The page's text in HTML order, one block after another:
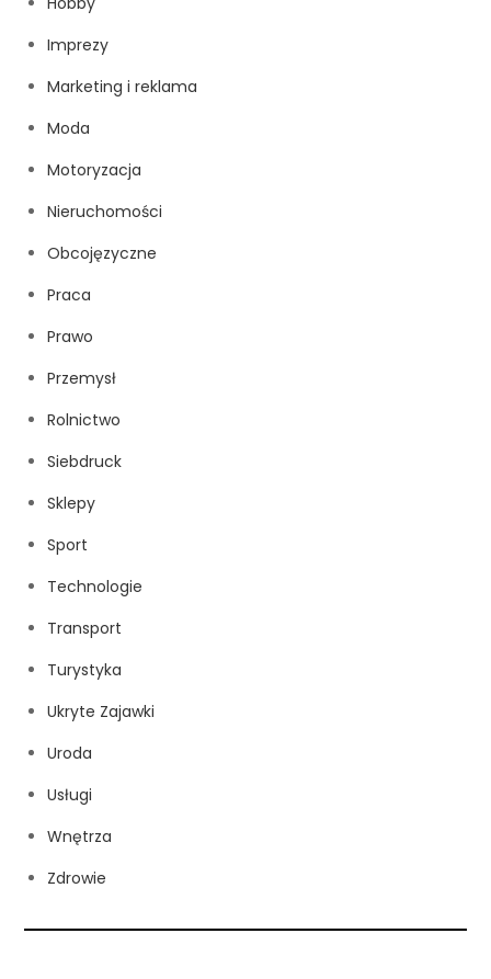
Imprezy
Marketing i reklama
Moda
Motoryzacja
Nieruchomości
Obcojęzyczne
Praca
Prawo
Przemysł
Rolnictwo
Siebdruck
Sklepy
Sport
Technologie
Transport
Turystyka
Ukryte Zajawki
Uroda
Usługi
Wnętrza
Zdrowie